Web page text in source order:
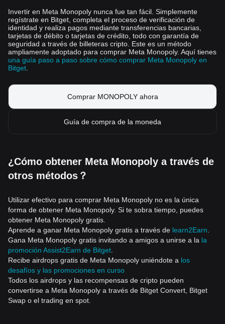
Invertir en Meta Monopoly nunca fue tan fácil. Simplemente
regístrate en Bitget, completa el proceso de verificación de
identidad y realiza pagos mediante transferencias bancarias,
tarjetas de débito o tarjetas de crédito, todo con garantía de
seguridad a través de billeteras cripto. Este es un método
ampliamente adoptado para comprar Meta Monopoly. Aquí tienes
una guía paso a paso sobre cómo comprar Meta Monopoly en
Bitget
Comprar MONOPOLY ahora
Guía de compra de la moneda
¿Cómo obtener Meta Monopoly a través de
otros métodos？
Utilizar efectivo para comprar Meta Monopoly no es la única
forma de obtener Meta Monopoly. Si te sobra tiempo, puedes
obtener Meta Monopoly gratis.
Aprende a ganar Meta Monopoly gratis a través de learn2Earn
Gana Meta Monopoly gratis invitando a amigos a unirse a la la
promoción Assist2Earn de Bitget
Recibe airdrops gratis de Meta Monopoly uniéndote a los
desafíos y las promociones en curso
Todos los airdrops y las recompensas de cripto pueden
convertirse a Meta Monopoly a través de Bitget Convert, Bitget
Swap o el trading en spot.